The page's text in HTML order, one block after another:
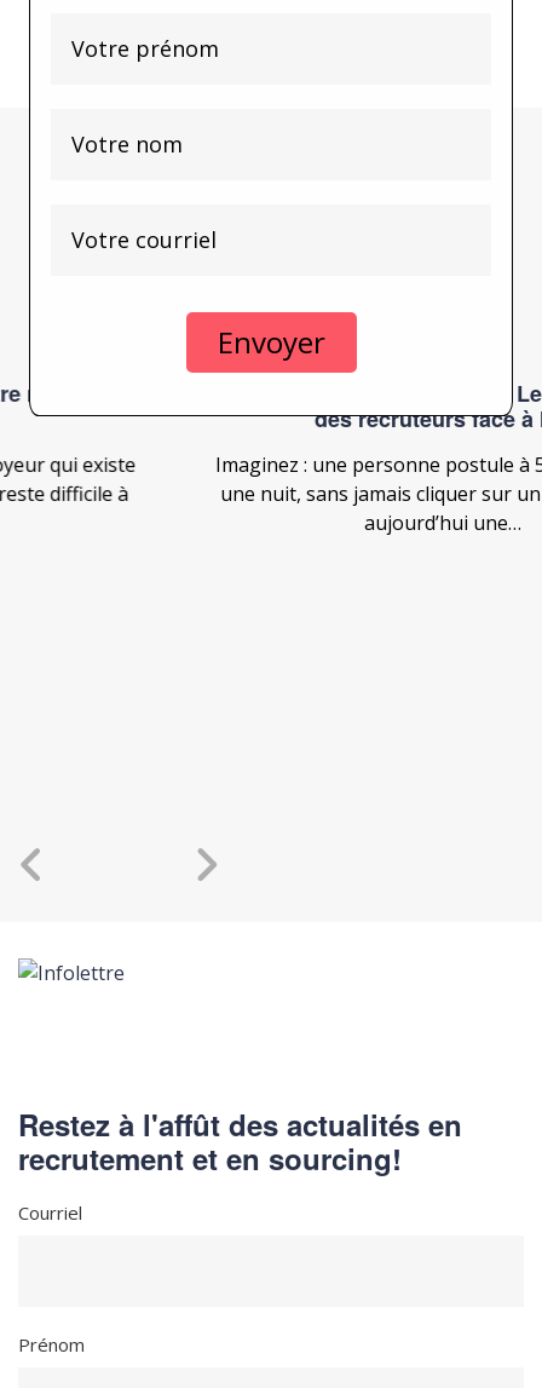
On en parle:
des recruteurs face à l'IA
Imaginez : une personne postule à 500 emplois en
une nuit, sans jamais cliquer sur un bouton. C'est
Restez à l'affût des actualités en
recrutement et en sourcing!
Courriel
Prénom